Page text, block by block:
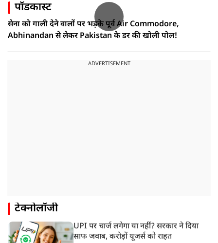
पॉडकास्ट
सेना को गाली देने वालों पर भड़के पूर्व Air Commodore,
Abhinandan से लेकर Pakistan के डर की खोली पोल!
ADVERTISEMENT
टेक्नोलॉजी
UPI पर चार्ज लगेगा या नहीं? सरकार ने दिया
साफ जवाब, करोड़ों यूजर्स को राहत